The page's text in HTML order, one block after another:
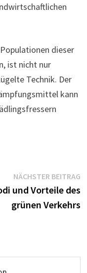
dieser
ist nicht nur
Technik. Der
kann
NÄCHSTER BEITRAG
und Vorteile des
grünen Verkehrs